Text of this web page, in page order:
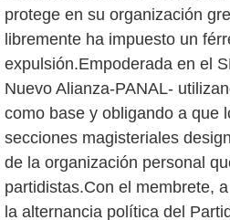
protege en su organización
libremente ha impuesto un
expulsión.Empoderada en el
Nuevo Alianza-PANAL-
como base y obligando a que
secciones magisteriales
de la organización personal
partidistas.Con el membrete,
la alternancia política del